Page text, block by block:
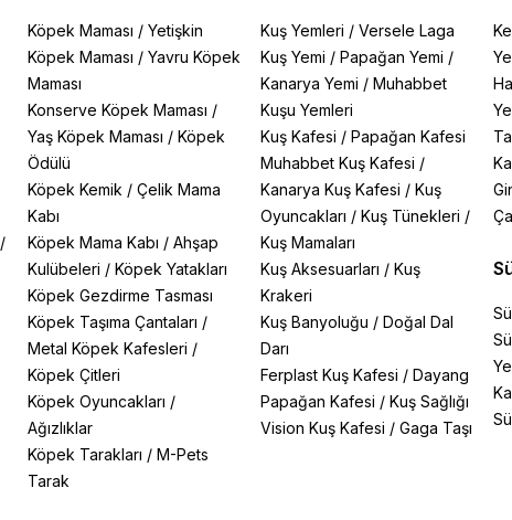
/
Köpek Maması /Yetişkin
Köpek Maması /Yavru Köpek
Maması
Konserve Köpek Maması /
Yaş Köpek Maması /Köpek
Ödülü
Köpek Kemik /Çelik Mama
Kabı
Köpek Mama Kabı /Ahşap
Kulübeleri /Köpek Yatakları
Köpek Gezdirme Tasması
Köpek Taşıma Çantaları /
Metal Köpek Kafesleri /
Köpek Çitleri
Köpek Oyuncakları /
Ağızlıklar
Köpek Tarakları /M-Pets
Tarak
Kuş Yemleri / Versele Laga
Kuş Yemi / Papağan Yemi /
Kanarya Yemi / Muhabbet
Kuşu Yemleri
Kuş Kafesi / Papağan Kafesi
Muhabbet Kuş Kafesi /
Kanarya Kuş Kafesi / Kuş
Oyuncakları / Kuş Tünekleri /
Kuş Mamaları
Kuş Aksesuarları / Kuş
Krakeri
Kuş Banyoluğu / Doğal Dal
Darı
Ferplast Kuş Kafesi / Dayang
Papağan Kafesi / Kuş Sağlığı
Vision Kuş Kafesi / Gaga Taşı